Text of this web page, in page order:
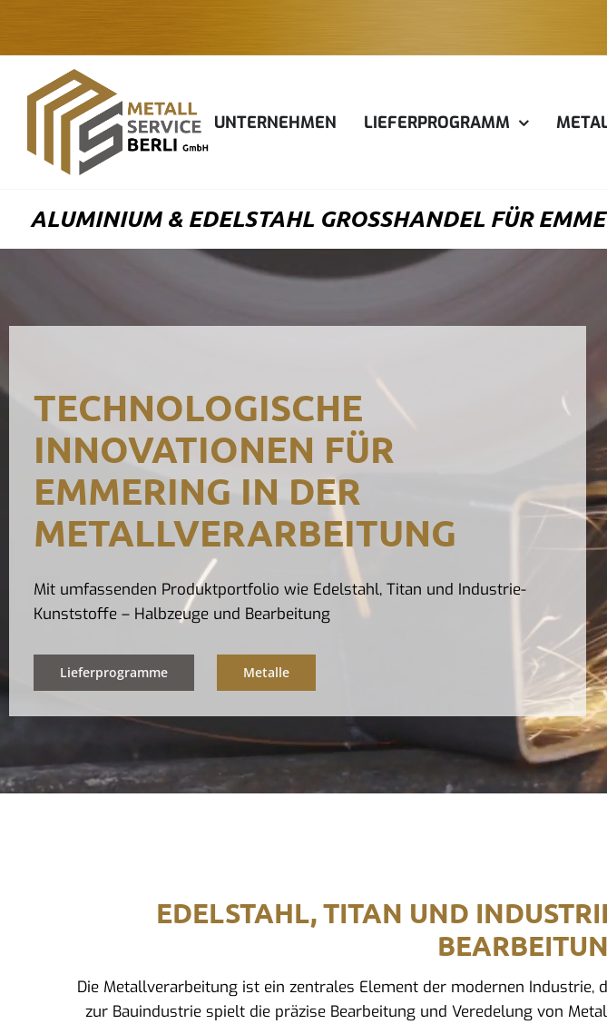
springen
UNTERNEHMEN LIEFERPROGRAMM
ALUMINIUM & EDELSTAHL GROSSHANDEL FÜR
TECHNOLOGISCHE
INNOVATIONEN FÜR
EMMERING IN DER
METALLVERARBEITUNG
Mit umfassenden Produktportfolio wie Edelstahl, Titan und Industrie-
Kunststoffe – Halbzeuge und Bearbeitung
Lieferprogramme Metalle
EDELSTAHL, TITAN UND
Die Metallverarbeitung ist ein zentrales Element der modernen
zur Bauindustrie spielt die präzise Bearbeitung und Veredelung von